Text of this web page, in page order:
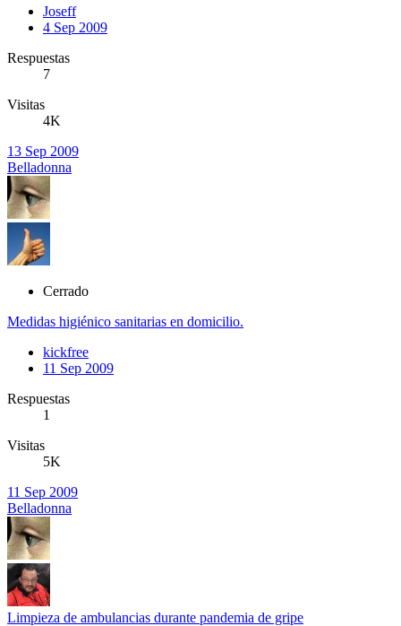
Joseff
4 Sep 2009
Respuestas
7
Visitas
4K
13 Sep 2009
Belladonna
Cerrado
Medidas higiénico sanitarias en domicilio.
kickfree
11 Sep 2009
Respuestas
1
Visitas
5K
11 Sep 2009
Belladonna
Limpieza de ambulancias durante pandemia de gripe